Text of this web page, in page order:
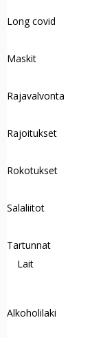
Long covid
Maskit
Rajavalvonta
Rajoitukset
Rokotukset
Salaliitot
Tartunnat
Lait
Alkoholilaki